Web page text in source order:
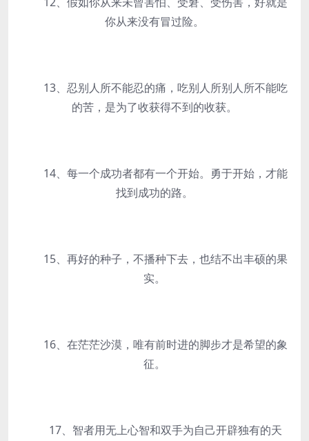
你从来没有冒过险。
13、忍别人所不能忍的痛，吃别人所别人所不能吃
的苦，是为了收获得不到的收获。
14、每一个成功者都有一个开始。勇于开始，才能
找到成功的路。
15、再好的种子，不播种下去，也结不出丰硕的果
实。
16、在茫茫沙漠，唯有前时进的脚步才是希望的象
征。
17、智者用无上心智和双手为自己开辟独有的天